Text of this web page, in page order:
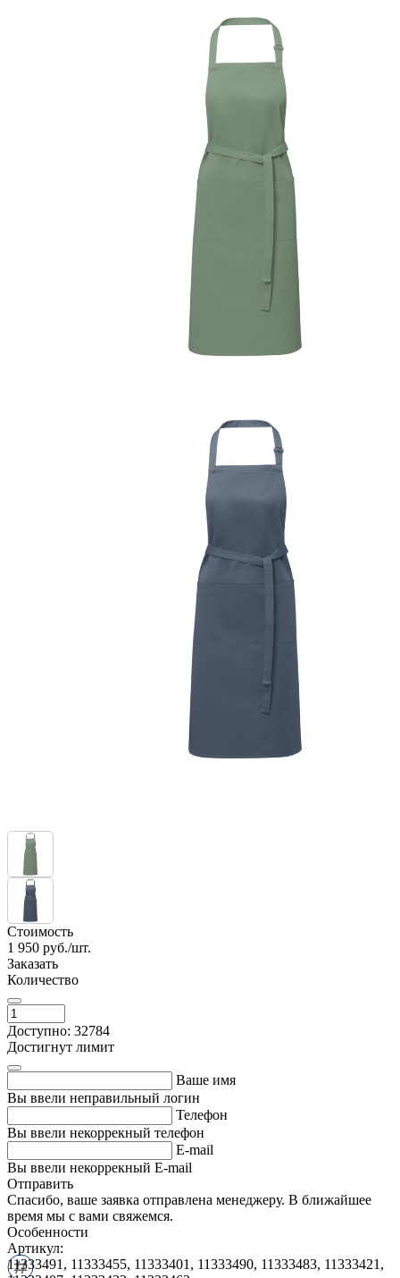
Стоимость
1 950 руб./шт.
Заказать
Количество
Доступно: 32784
Достигнут лимит
Ваше имя
Вы ввели неправильный логин
Телефон
Вы ввели некоррекный телефон
E-mail
Вы ввели некоррекный E-mail
Отправить
Спасибо, ваше заявка отправлена менеджеру. В ближайшее
время мы с вами свяжемся.
Особенности
Артикул:
11333491, 11333455, 11333401, 11333490, 11333483, 11333421,